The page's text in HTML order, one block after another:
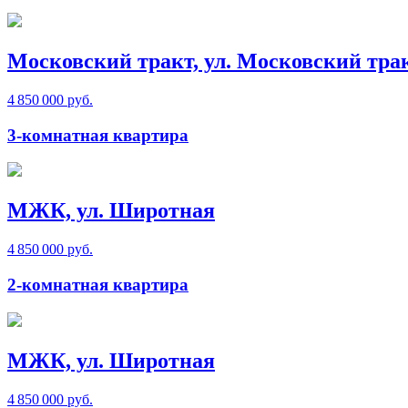
Московский тракт, ул. Московский
4 850 000 руб.
3-комнатная квартира
МЖК, ул. Широтная
4 850 000 руб.
2-комнатная квартира
МЖК, ул. Широтная
4 850 000 руб.